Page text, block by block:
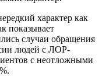
характер как
показывает
случаи обращения
людей с ЛОР-
с неотложными